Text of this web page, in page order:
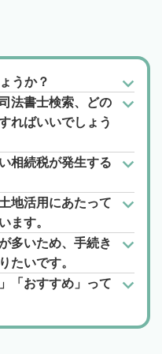
うか？
法書士検索、どの
ればいいでしょう
相続税が発生する
地活用にあたって
ます。
多いため、手続き
たいです。
「おすすめ」って